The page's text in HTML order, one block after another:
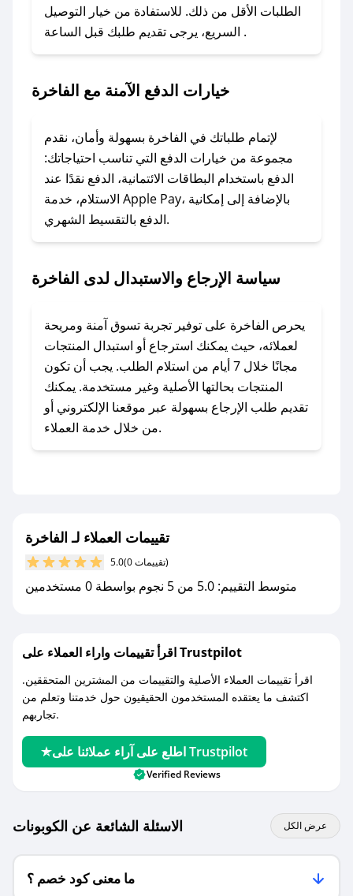
### كيفية استخدام كود خصم الفاخرة؟
1. انسخ كود الخصم من تطبيق صحصح.
2. الصقه في خانة الدفع عند التسوق من الفاخرة.
### ماذا أفعل إذا لم يعمل كود الخصم؟
الرسائل الخاصة على تويتر أو البريد الإلكتروني،
وسنقوم بحل المشكلة في أسرع وقت ممكن.
### ماذا أفعل إذا لم أجد كود خصم لمتجري
المفضل؟
في حال عدم توفر كوبونات لمتجرك المفضل، يمكنك
أسرع وقت ممكن.
### كيف تحصل على كوبونات خصم حصرية من
الفاخرة؟
للحصول على كوبونات وخصومات حصرية، قم بما
يلي:
- اضغط على أيقونة متابعة لمتجر الفاخرة في تطبيق
صحصح.
مع صحصح، تسوق بذكاء ووفّر على كل مشترياتك مع
الطلبات الأقل من ذلك. للاستفادة من خيار التوصيل
السريع، يرجى تقديم طلبك قبل الساعة .
خيارات الدفع الآمنة مع الفاخرة
لإتمام طلباتك في الفاخرة بسهولة وأمان، نقدم
مجموعة من خيارات الدفع التي تناسب احتياجاتك:
الدفع باستخدام البطاقات الائتمانية، الدفع نقدًا عند
الاستلام، خدمة Apple Pay، بالإضافة إلى إمكانية
الدفع بالتقسيط الشهري.
سياسة الإرجاع والاستبدال لدى الفاخرة
يحرص الفاخرة على توفير تجربة تسوق آمنة ومريحة
لعملائه، حيث يمكنك استرجاع أو استبدال المنتجات
مجانًا خلال 7 أيام من استلام الطلب. يجب أن تكون
المنتجات بحالتها الأصلية وغير مستخدمة. يمكنك
تقديم طلب الإرجاع بسهولة عبر موقعنا الإلكتروني أو
من خلال خدمة العملاء.
تقييمات العملاء لـ الفاخرة
5.0 (0 تقييمات)
متوسط التقييم: 5.0 من 5 نجوم بواسطة 0 مستخدمين
اقرأ تقييمات واراء العملاء على Trustpilot
اقرأ تقييمات العملاء الأصلية والتقييمات من المشترين المتحققين.
اكتشف ما يعتقده المستخدمون الحقيقيون حول خدمتنا وتعلم من
تجاربهم.
اطلع على آراء عملائنا على Trustpilot
Verified Reviews
الاسئلة الشائعة عن الكوبونات عرض الكل
ما معنى كود خصم ؟